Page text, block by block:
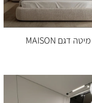
מיטה דגם MAISON